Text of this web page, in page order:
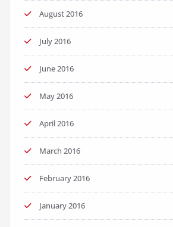
August 2016
July 2016
June 2016
May 2016
April 2016
March 2016
February 2016
January 2016